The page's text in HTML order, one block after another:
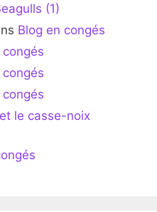
(1)
Blog en congés
et le casse-noix